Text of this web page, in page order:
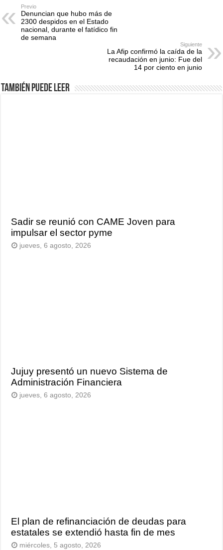
Previo
Denuncian que hubo más de
2300 despidos en el Estado
nacional, durante el fatídico fin
de semana
Siguiente
La Afip confirmó la caída de la
recaudación en junio: Fue del
14 por ciento en junio
También puede leer
Sadir se reunió con CAME Joven para
impulsar el sector pyme
jueves, 6 agosto, 2026
Jujuy presentó un nuevo Sistema de
Administración Financiera
jueves, 6 agosto, 2026
El plan de refinanciación de deudas para
estatales se extendió hasta fin de mes
miércoles, 5 agosto, 2026